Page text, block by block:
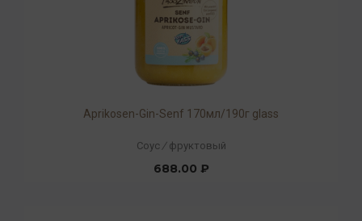
Aprikosen-Gin-Senf 170мл/190г glass
Соус / фруктовый
688.00 ₽